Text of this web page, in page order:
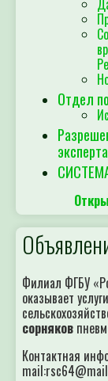
Отдел
Филиал ФГБУ
оказывает
сорняков
Контактная